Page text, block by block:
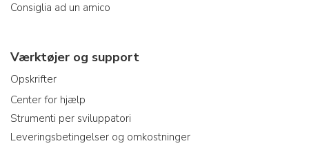
Consiglia ad un amico
Værktøjer og support
Opskrifter
Center for hjælp
Strumenti per sviluppatori
Leveringsbetingelser og omkostninger